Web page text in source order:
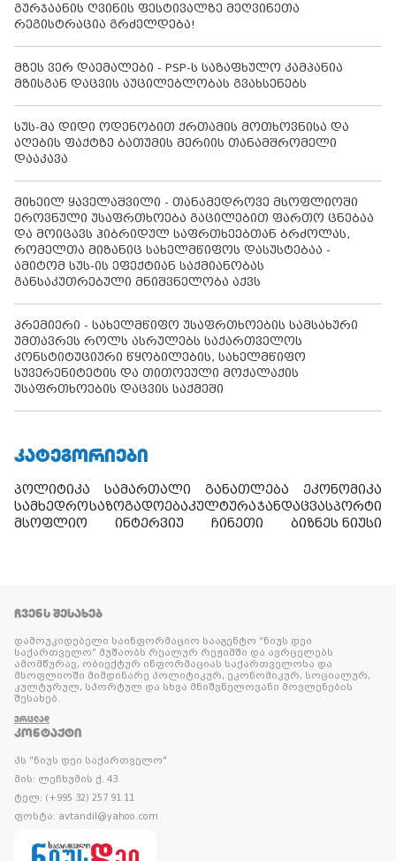
გურჯაანის ღვინის ფესტივალზე მეღვინეთა
რეგისტრაცია გრძელდება!
მზეს ვერ დაემალები - PSP-ს საზაფხულო კამპანია
მზისგან დაცვის აუცილებლობას გვახსენებს
სუს-მა დიდი ოდენობით ქრთამის მოთხოვნისა და
აღების ფაქტზე ბათუმის მერიის თანამშრომელი
დააკავა
მიხეილ ყაველაშვილი - თანამედროვე მსოფლიოში
ეროვნული უსაფრთხოება გაცილებით ფართო ცნებაა
და მოიცავს ჰიბრიდულ საფრთხეებთან ბრძოლას,
რომელთა მიზანიც სახელმწიფოს დასუსტებაა -
ამიტომ სუს-ის ეფექტიან საქმიანობას
განსაკუთრებული მნიშვნელობა აქვს
პრემიერი - სახელმწიფო უსაფრთხოების სამსახური
უმთავრეს როლს ასრულებს საქართველოს
კონსტიტუციური წყობილების, სახელმწიფო
სუვერენიტეტის და თითოეული მოქალაქის
უსაფრთხოების დაცვის საქმეში
ᲙᲐᲢᲔᲒᲝᲠᲘᲔᲑᲘ
პოლიტიკა სამართალი განათლება
ეკონომიკა
სამხედროსაზოგადოებაკულტურაჯანდაცვასპორტი
მსოფლიო
ინტერვიუ ჩინეთი ბიზნეს ნიუსი
ᲩᲕᲔᲜᲡ ᲨᲔᲡᲐᲮᲔᲑ
დამოუკიდებელი საინფორმაციო სააგენტო “ნიუს დეი
საქართველო” მუშაობს რეალურ რეჟიმში და ავრცელებს
ამომწურავ, ობიექტურ ინფორმაციას საქართველოსა და
მსოფლიოში მიმდინარე პოლიტიკურ, ეკონომიკურ, სოციალურ,
კულტურულ, სპორტულ და სხვა მნიშვნელოვანი მოვლენების
შესახებ.
ᲕᲠᲪᲚᲐᲓ
ᲙᲝᲜᲢᲐᲥᲢᲘ
პს "ნიუს დეი საქართველო"
მის: ლეჩხუმის ქ. 43
ტელ: (+995 32) 257 91 11
ფოსტა: avtandil@yahoo.com